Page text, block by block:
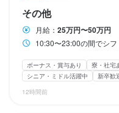
その他
月給： 25万円〜50万円
10:30〜23:00の間でシフト制（終電考慮） ＊実働8〜10時間 ＊休
ボーナス・賞与あり 寮・社宅
シニア・ミドル活躍中
新卒歓
12時間前
・寮完備（地方の方に充実
・習い事やスキルアップ補
・様々な社内外勉強会（
り）
・社内レクリエーション（
まかない・食事補助あり
・社内レクリエーション（
スキルアップの為のスクー
まかない・食事補助あり 社会保険
生産者への訪問研修あり
社内イベ
独立支援制度あり
・社内レクリエーション
スキルアップの為のスクー
まかない・食事補助あり 社会保険
生産者への訪問研修あり
社内イベ
独立支援制度あり
・社内レクリエーション（
スキルアップの為のスクー
まかない・食事補助あり 社会保険
生産者への訪問研修あり
社内イベ
独立支援制度あり
スキルアップの為のスクー
まかない・食事補助あり 社会保険
独立支援制度あり
独立実績あり
ひげOK
ピアスOK
スキルアップの為のスクー
まかない・食事補助あり 社会保険
生産者への訪問研修あり
社内イベ
独立支援制度あり
独立実績あり
ひげOK
ピアスOK
待遇
・人事考課年12回（毎月個
・昇給チャンス年12回
・交通費規定支給
夏期・冬期休暇あり
その他休暇相談
日曜定休 月8日以上休みあり 平
GW休暇あり
特別休暇あり
日曜定休 月8日以上休みあり
完全週休2日制
産休・育休制度あり
待遇